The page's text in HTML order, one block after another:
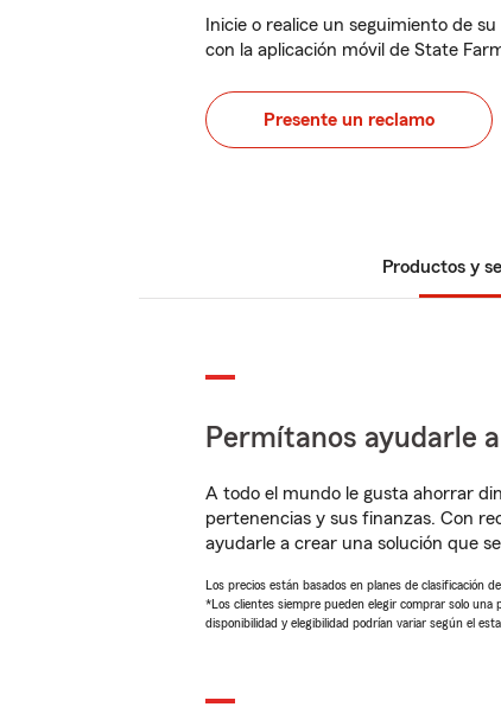
Inicie o realice un seguimiento de
con la aplicación móvil de State
Presente un reclamo
Productos y
Permítanos ayudarle
A todo el mundo le gusta ahorrar
pertenencias y sus finanzas. Con
ayudarle a crear una solución que
Los precios están basados en planes de clasificación
*Los clientes siempre pueden elegir comprar solo una
disponibilidad y elegibilidad podrían variar según el